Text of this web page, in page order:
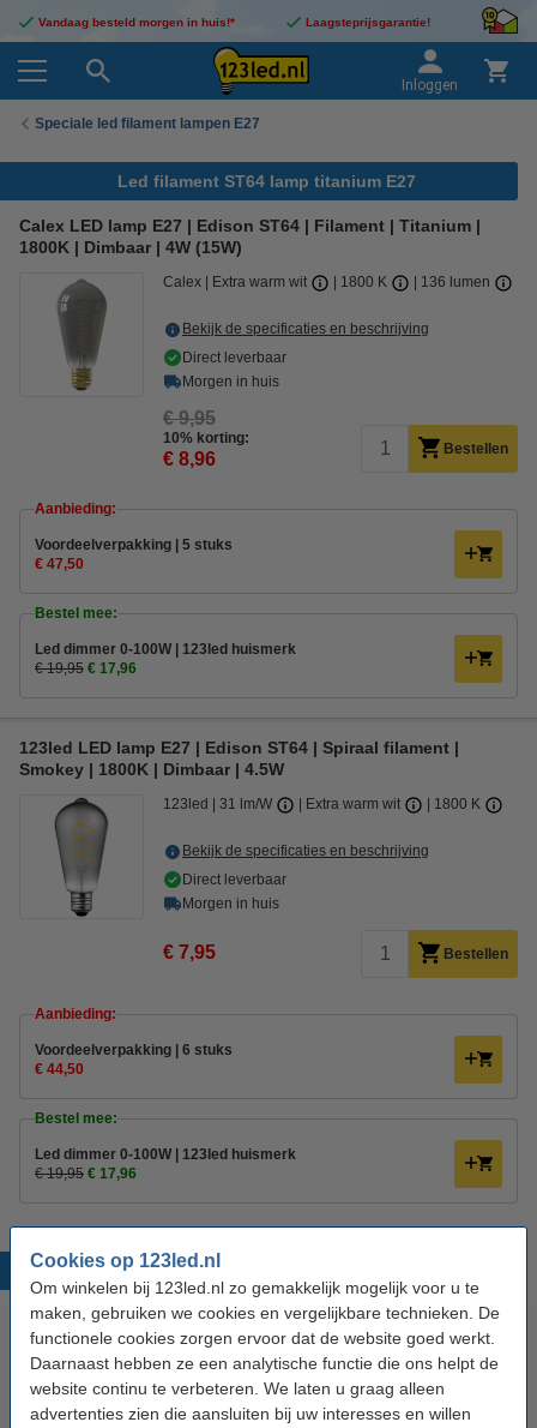
Cookies op 123led.nl
Om winkelen bij 123led.nl zo gemakkelijk mogelijk voor u te
maken, gebruiken we cookies en vergelijkbare technieken. De
functionele cookies zorgen ervoor dat de website goed werkt.
Daarnaast hebben ze een analytische functie die ons helpt de
website continu te verbeteren. We laten u graag alleen
advertenties zien die aansluiten bij uw interesses en willen
Vandaag besteld morgen in huis!* Laagsteprijsgarantie!
Inloggen
Speciale led filament lampen E27
Led filament ST64 lamp titanium E27
Calex LED lamp E27 | Edison ST64 | Filament | Titanium |
1800K | Dimbaar | 4W (15W)
Calex Extra warm wit 1800 K 136 lumen
Bekijk de specificaties en beschrijving
Direct leverbaar
Morgen in huis
€ 9,95
10% korting:
€ 8,96 Bestellen
Aanbieding:
Voordeelverpakking | 5 stuks
€ 47,50
Bestel mee:
Led dimmer 0-100W | 123led huismerk
€ 19,95 € 17,96
123led LED lamp E27 | Edison ST64 | Spiraal filament |
Smokey | 1800K | Dimbaar | 4.5W
123led 31 lm/W Extra warm wit 1800 K
Bekijk de specificaties en beschrijving
Direct leverbaar
Morgen in huis
€ 7,95 Bestellen
Aanbieding:
Voordeelverpakking | 6 stuks
€ 44,50
Bestel mee:
Led dimmer 0-100W | 123led huismerk
€ 19,95 € 17,96
Populaire producten